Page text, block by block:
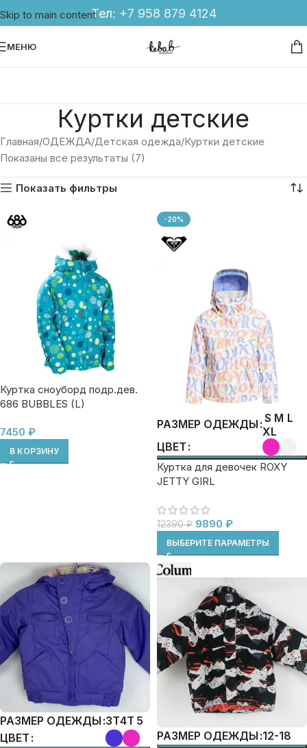
Skip to main contentТел: +7 958 879 4124
МЕНЮ
Куртки детские
Главная ОДЕЖДА Детская одежда Куртки детские
Показаны все результаты (7)
Показать фильтры
Куртка сноуборд подр.дев.
686 BUBBLES (L)
7450 ₽
В КОРЗИНУ
-20%
РАЗМЕР ОДЕЖДЫ S M L
XL
ЦВЕТ
Куртка для девочек ROXY
JETTY GIRL
12390₽ 9890 ₽
ВЫБЕРИТЕ ПАРАМЕТРЫ
РАЗМЕР ОДЕЖДЫ 3T4T 5
ЦВЕТ
РАЗМЕР ОДЕЖДЫ 12-18